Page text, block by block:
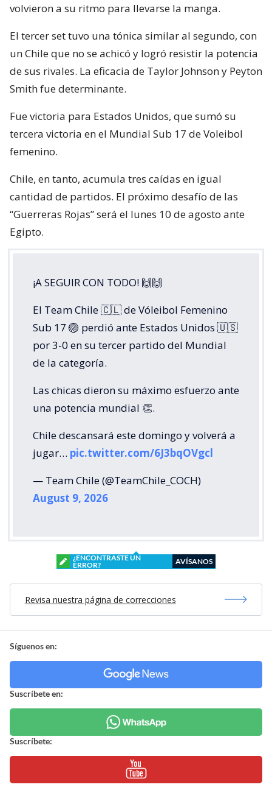
volvieron a su ritmo para llevarse la manga.
El tercer set tuvo una tónica similar al segundo, con
un Chile que no se achicó y logró resistir la potencia
de sus rivales. La eficacia de Taylor Johnson y Peyton
Smith fue determinante.
Fue victoria para Estados Unidos, que sumó su
tercera victoria en el Mundial Sub 17 de Voleibol
femenino.
Chile, en tanto, acumula tres caídas en igual
cantidad de partidos. El próximo desafío de las
“Guerreras Rojas” será el lunes 10 de agosto ante
Egipto.
¡A SEGUIR CON TODO! 🙌🙌
El Team Chile 🇨🇱 de Vóleibol Femenino
Sub 17 🏐 perdió ante Estados Unidos 🇺🇸
por 3-0 en su tercer partido del Mundial
de la categoría.
Las chicas dieron su máximo esfuerzo ante
una potencia mundial 👏.
Chile descansará este domingo y volverá a
jugar… pic.twitter.com/6J3bqOVgcl
— Team Chile (@TeamChile_COCH)
August 9, 2026
¿ENCONTRASTE UN
ERROR?
AVÍSANOS
Revisa nuestra página de correcciones
Síguenos en:
Suscríbete en:
Suscríbete: